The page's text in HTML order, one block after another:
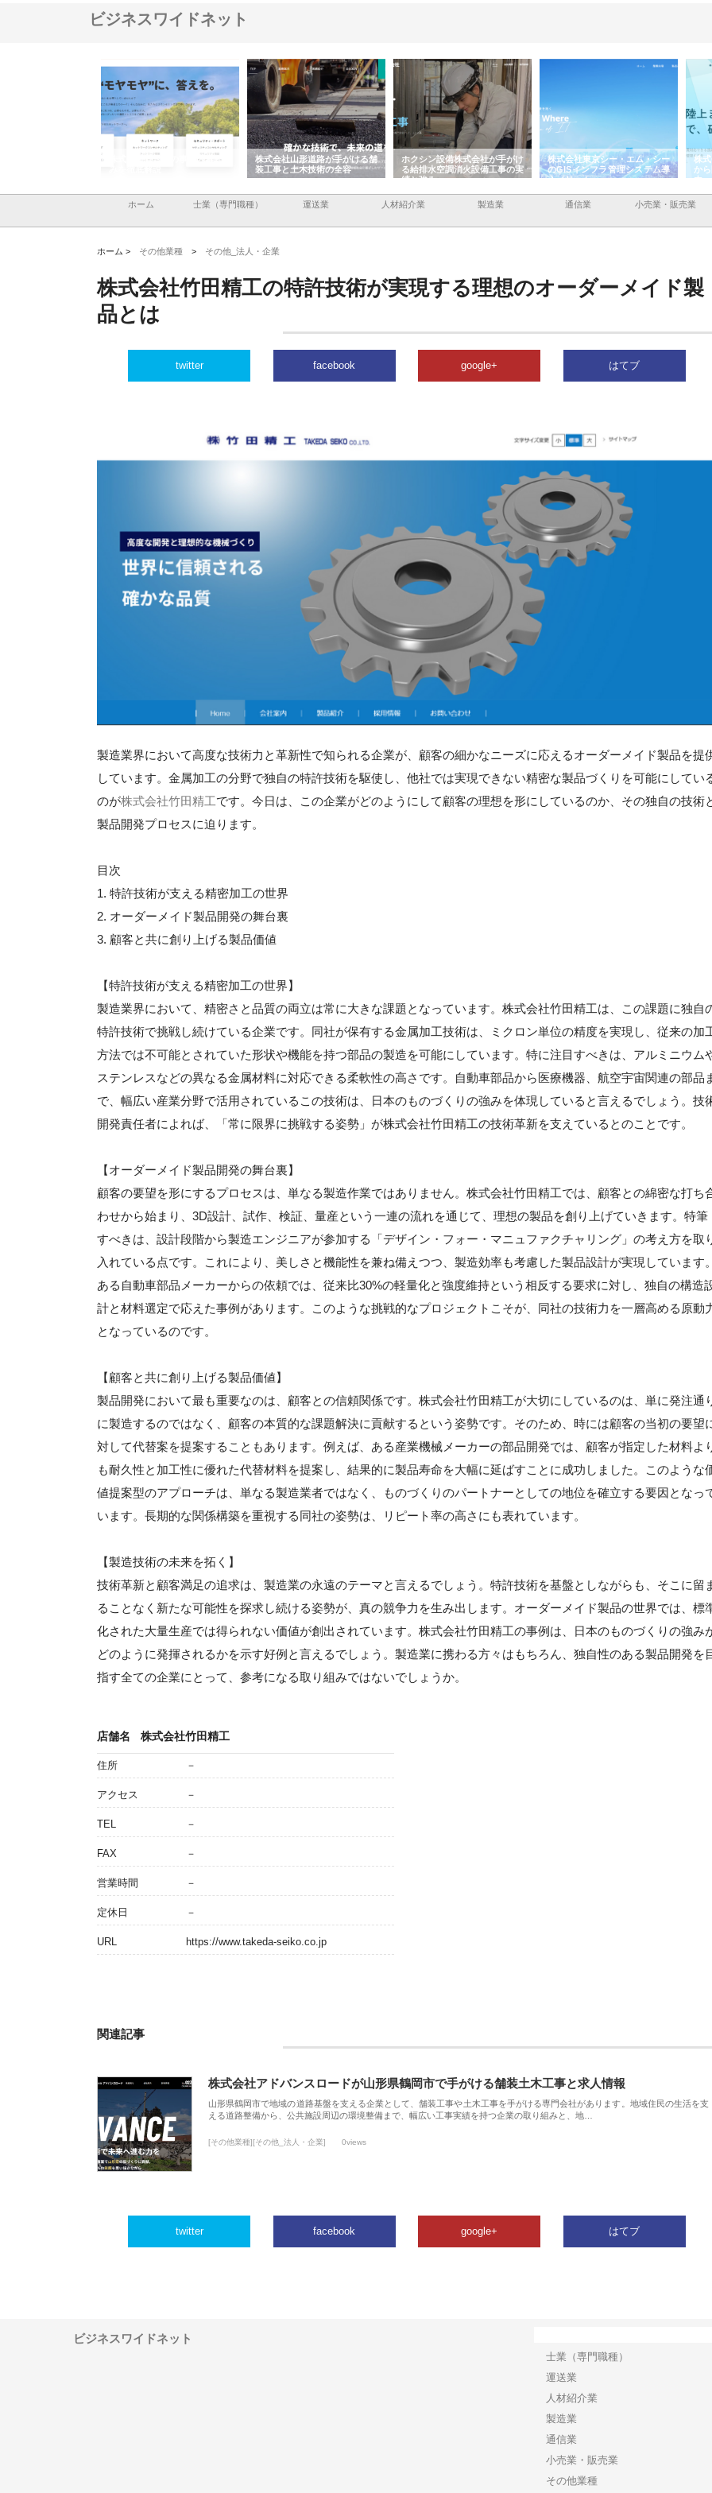
ビジネスワイドネット
株式会社ＣＳＡの事業内容と強
株式会社山形道路が手がける舗
装工事と土木技術の全容
ホクシン設備株式会社が手がけ
る給排水空調消火設備工事の実
績と強み
株式会社東京シー・エム・シー
のGISインフラ管理システム導
入メリット
株
か
由
ホーム 士業（専門職種） 運送業 人材紹介業 製造業 通信業 小売業・販売業
ホーム > その他業種 > その他_法人・企業
株式会社竹田精工の特許技術が実現する理想のオーダーメイド製
品とは
twitter facebook google+ はてブ
製造業界において高度な技術力と革新性で知られる企業が、顧客の細かなニーズに応えるオーダーメイド製品を提
しています。金属加工の分野で独自の特許技術を駆使し、他社では実現できない精密な製品づくりを可能にしてい
のが株式会社竹田精工です。今日は、この企業がどのようにして顧客の理想を形にしているのか、その独自の技術
製品開発プロセスに迫ります。
目次
1. 特許技術が支える精密加工の世界
2. オーダーメイド製品開発の舞台裏
3. 顧客と共に創り上げる製品価値
【特許技術が支える精密加工の世界】
製造業界において、精密さと品質の両立は常に大きな課題となっています。株式会社竹田精工は、この課題に独自
特許技術で挑戦し続けている企業です。同社が保有する金属加工技術は、ミクロン単位の精度を実現し、従来の加
方法では不可能とされていた形状や機能を持つ部品の製造を可能にしています。特に注目すべきは、アルミニウム
ステンレスなどの異なる金属材料に対応できる柔軟性の高さです。自動車部品から医療機器、航空宇宙関連の部品
で、幅広い産業分野で活用されているこの技術は、日本のものづくりの強みを体現していると言えるでしょう。技
開発責任者によれば、「常に限界に挑戦する姿勢」が株式会社竹田精工の技術革新を支えているとのことです。
【オーダーメイド製品開発の舞台裏】
顧客の要望を形にするプロセスは、単なる製造作業ではありません。株式会社竹田精工では、顧客との綿密な打ち
わせから始まり、3D設計、試作、検証、量産という一連の流れを通じて、理想の製品を創り上げていきます。特筆
すべきは、設計段階から製造エンジニアが参加する「デザイン・フォー・マニュファクチャリング」の考え方を取
入れている点です。これにより、美しさと機能性を兼ね備えつつ、製造効率も考慮した製品設計が実現しています。
ある自動車部品メーカーからの依頼では、従来比30%の軽量化と強度維持という相反する要求に対し、独自の構造
計と材料選定で応えた事例があります。このような挑戦的なプロジェクトこそが、同社の技術力を一層高める原動
となっているのです。
【顧客と共に創り上げる製品価値】
製品開発において最も重要なのは、顧客との信頼関係です。株式会社竹田精工が大切にしているのは、単に発注通
に製造するのではなく、顧客の本質的な課題解決に貢献するという姿勢です。そのため、時には顧客の当初の要望
対して代替案を提案することもあります。例えば、ある産業機械メーカーの部品開発では、顧客が指定した材料よ
も耐久性と加工性に優れた代替材料を提案し、結果的に製品寿命を大幅に延ばすことに成功しました。このような
値提案型のアプローチは、単なる製造業者ではなく、ものづくりのパートナーとしての地位を確立する要因となっ
います。長期的な関係構築を重視する同社の姿勢は、リピート率の高さにも表れています。
【製造技術の未来を拓く】
技術革新と顧客満足の追求は、製造業の永遠のテーマと言えるでしょう。特許技術を基盤としながらも、そこに留
ることなく新たな可能性を探求し続ける姿勢が、真の競争力を生み出します。オーダーメイド製品の世界では、標
化された大量生産では得られない価値が創出されています。株式会社竹田精工の事例は、日本のものづくりの強み
どのように発揮されるかを示す好例と言えるでしょう。製造業に携わる方々はもちろん、独自性のある製品開発を
指す全ての企業にとって、参考になる取り組みではないでしょうか。
店舗名 株式会社竹田精工
住所 －
アクセス －
TEL －
FAX －
営業時間 －
定休日 －
URL https://www.takeda-seiko.co.jp
関連記事
株式会社アドバンスロードが山形県鶴岡市で手がける舗装土木工事と求人情報
山形県鶴岡市で地域の道路基盤を支える企業として、舗装工事や土木工事を手がける専門会社があります。地域住民の生活を支
える道路整備から、公共施設周辺の環境整備まで、幅広い工事実績を持つ企業の取り組みと、地…
[その他業種][その他_法人・企業] 0views
twitter facebook google+ はてブ
ビジネスワイドネット
士業（専門職種）
運送業
人材紹介業
製造業
通信業
小売業・販売業
その他業種